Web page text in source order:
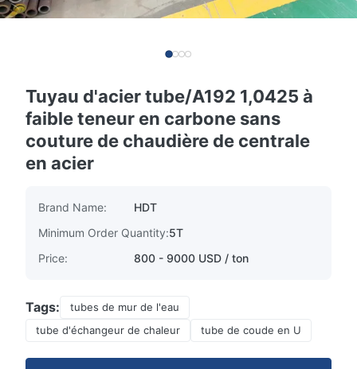
Tuyau d'acier tube/A192 1,0425 à
faible teneur en carbone sans
couture de chaudière de centrale
en acier
Brand Name:
HDT
Minimum Order Quantity:5T
Price:
800 - 9000 USD / ton
Tags:
tubes de mur de l'eau
tube d'échangeur de chaleur
tube de coude en U